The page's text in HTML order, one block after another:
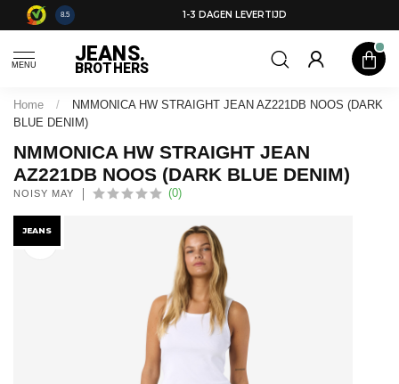
8.5 1-3 DAGEN LEVERTIJD
MENU JEANS.
BROTHERS
Home /
NMMONICA HW STRAIGHT JEAN AZ221DB NOOS (DARK
BLUE DENIM)
NMMONICA HW STRAIGHT JEAN
AZ221DB NOOS (DARK BLUE DENIM)
NOISY MAY (0)
JEANS